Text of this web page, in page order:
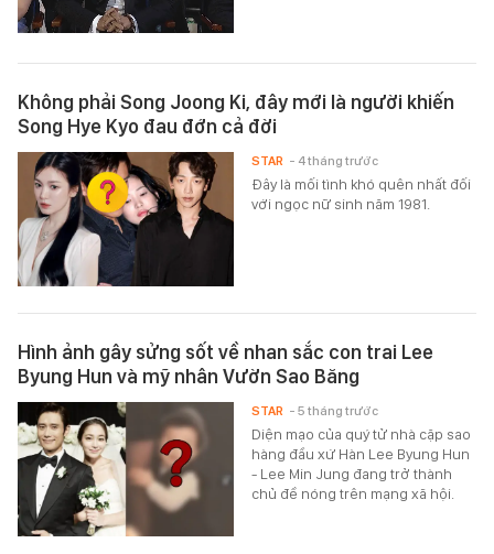
Không phải Song Joong Ki, đây mới là người khiến
Song Hye Kyo đau đớn cả đời
Đây là mối tình khó quên nhất đối
với ngọc nữ sinh năm 1981.
STAR - 4 tháng trước
Hình ảnh gây sửng sốt về nhan sắc con trai Lee
Byung Hun và mỹ nhân Vườn Sao Băng
Diện mạo của quý tử nhà cặp sao
hàng đầu xứ Hàn Lee Byung Hun
- Lee Min Jung đang trở thành
chủ đề nóng trên mạng xã hội.
STAR - 5 tháng trước